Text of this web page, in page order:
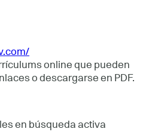
online que pueden
o descargarse en PDF.
en búsqueda activa